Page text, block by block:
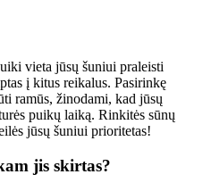
vieta jūsų šuniui praleisti
į kitus reikalus. Pasirinkę
ramūs, žinodami, kad jūsų
puikų laiką. Rinkitės sūnų
jūsų šuniui prioritetas!
jis skirtas?